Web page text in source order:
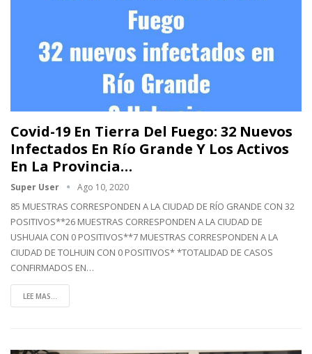
Covid-19 En Tierra Del Fuego: 32 Nuevos
Infectados En Río Grande Y Los Activos
En La Provincia…
Super User Ago 10, 2020
85 MUESTRAS CORRESPONDEN A LA CIUDAD DE RÍO GRANDE CON 32
POSITIVOS**26 MUESTRAS CORRESPONDEN A LA CIUDAD DE
USHUAIA CON 0 POSITIVOS**7 MUESTRAS CORRESPONDEN A LA
CIUDAD DE TOLHUIN CON 0 POSITIVOS**TOTALIDAD DE CASOS
CONFIRMADOS EN…
LEE MAS...